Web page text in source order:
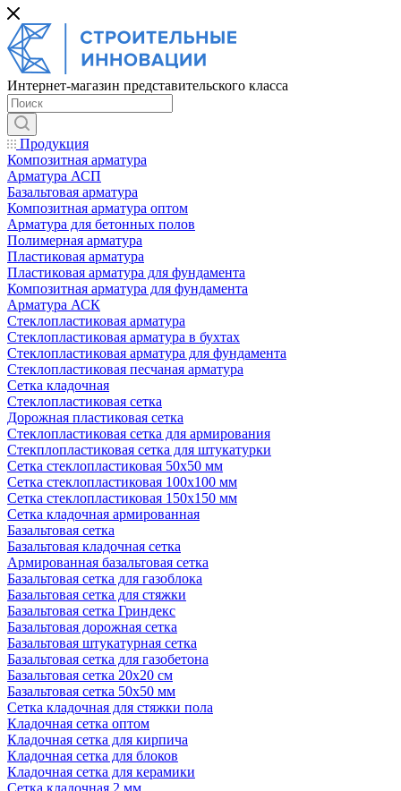
Интернет-магазин представительского класса
Продукция
Композитная арматура
Арматура АСП
Базальтовая арматура
Композитная арматура оптом
Арматура для бетонных полов
Полимерная арматура
Пластиковая арматура
Пластиковая арматура для фундамента
Композитная арматура для фундамента
Арматура АСК
Cтеклопластиковая арматура
Стеклопластиковая арматура в бухтах
Стеклопластиковая арматура для фундамента
Стеклопластиковая песчаная арматура
Сетка кладочная
Стеклопластиковая сетка
Дорожная пластиковая сетка
Стеклопластиковая сетка для армирования
Стекплопластиковая сетка для штукатурки
Сетка стеклопластиковая 50x50 мм
Сетка стеклопластиковая 100x100 мм
Сетка стеклопластиковая 150x150 мм
Сетка кладочная армированная
Базальтовая сетка
Базальтовая кладочная сетка
Армированная базальтовая сетка
Базальтовая сетка для газоблока
Базальтовая сетка для стяжки
Базальтовая сетка Гриндекс
Базальтовая дорожная сетка
Базальтовая штукатурная сетка
Базальтовая сетка для газобетона
Базальтовая сетка 20x20 см
Базальтовая сетка 50x50 мм
Сетка кладочная для стяжки пола
Кладочная сетка оптом
Кладочная сетка для кирпича
Кладочная сетка для блоков
Кладочная сетка для керамики
Сетка кладочная 2 мм